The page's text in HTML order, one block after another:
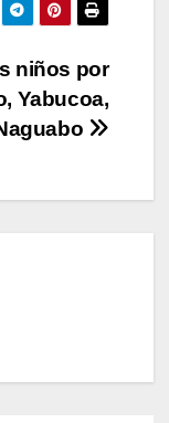
niños por
Yabucoa,